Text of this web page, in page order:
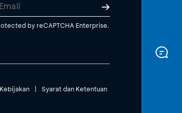
by reCAPTCHA Enterprise.
Kebijakan | Syarat dan Ketentuan